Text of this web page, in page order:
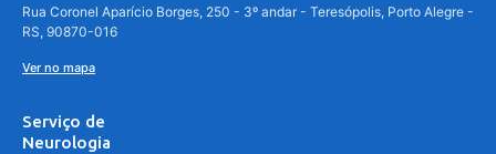
Rua Coronel Aparício Borges, 250 - 3º andar - Teresópolis, Porto Alegre -
RS, 90870-016
Ver no mapa
Serviço de
Neurologia